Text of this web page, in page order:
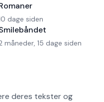
deres tekster og
dage siden
måneder, 15 dage siden